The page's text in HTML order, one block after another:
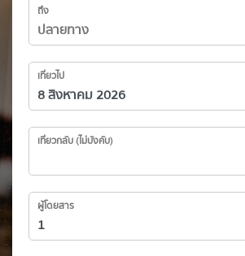
ถึง
เที่ยวไป
เที่ยวกลับ (ไม่บังคับ)
ผู้โดยสาร